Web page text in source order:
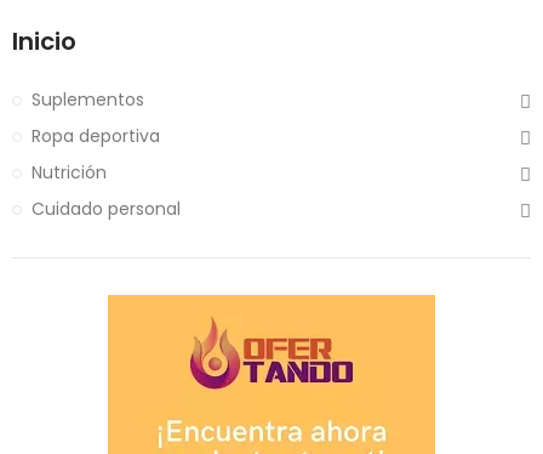
Inicio
Suplementos
Ropa deportiva
Nutrición
Cuidado personal